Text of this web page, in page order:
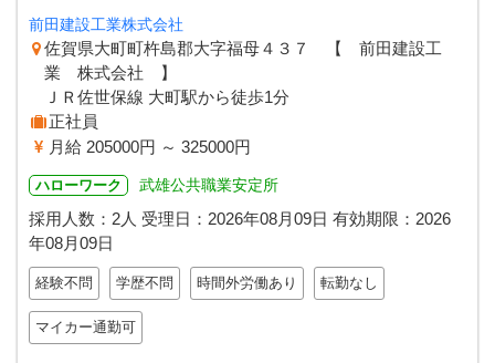
前田建設工業株式会社
佐賀県大町町杵島郡大字福母４３７ 【 前田建設工
業 株式会社 】
ＪＲ佐世保線 大町駅から徒歩1分
正社員
月給 205000円 ～ 325000円
ハローワーク 武雄公共職業安定所
採用人数：2人 受理日： 2026年08月09日 有効期限： 2026
年08月09日
経験不問 学歴不問 時間外労働あり 転勤なし
マイカー通勤可